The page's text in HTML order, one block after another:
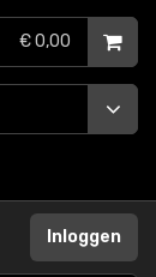
€ 0,00
Inloggen